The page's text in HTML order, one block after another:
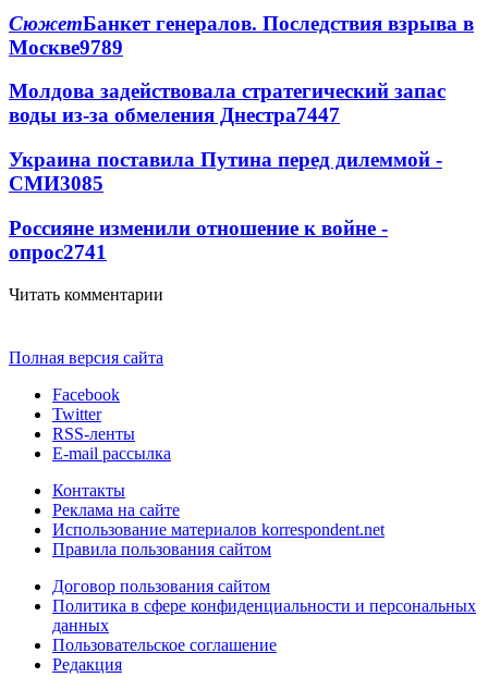
СюжетБанкет генералов. Последствия взрыва в
Москве9789
Молдова задействовала стратегический запас
воды из-за обмеления Днестра7447
Украина поставила Путина перед дилеммой -
СМИ3085
Россияне изменили отношение к войне -
опрос2741
Читать комментарии
Полная версия сайта
Facebook
Twitter
RSS-ленты
E-mail рассылка
Контакты
Реклама на сайте
Использование материалов korrespondent.net
Правила пользования сайтом
Договор пользования сайтом
Политика в сфере конфиденциальности и персональных
данных
Пользовательское соглашение
Редакция